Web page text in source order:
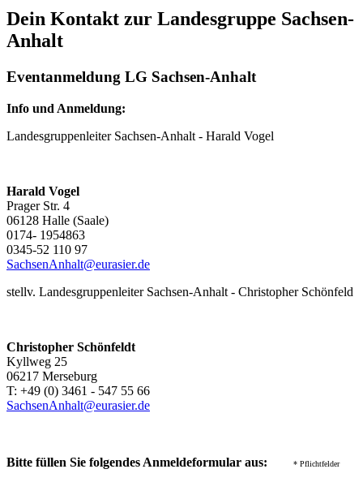
Dein Kontakt zur Landesgruppe Sachsen-
Anhalt
Eventanmeldung LG Sachsen-Anhalt
Info und Anmeldung:
Landesgruppenleiter Sachsen-Anhalt - Harald Vogel
Harald Vogel
Prager Str. 4
06128 Halle (Saale)
0174- 1954863
0345-52 110 97
SachsenAnhalt@eurasier.de
stellv. Landesgruppenleiter Sachsen-Anhalt - Christopher Schönfeld
Christopher Schönfeldt
Kyllweg 25
06217 Merseburg
T: +49 (0) 3461 - 547 55 66
SachsenAnhalt@eurasier.de
Bitte füllen Sie folgendes Anmeldeformular aus: * Pflichtfelder